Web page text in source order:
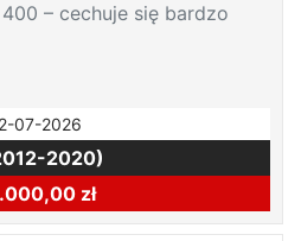
– cechuje się bardzo
07-2026
2020)
zł